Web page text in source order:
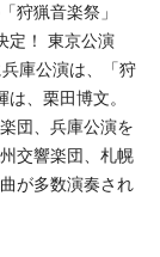
狩猟音楽祭」
定！ 東京公演
庫公演は、「狩
、栗田博文。
団、兵庫公演を
交響楽団、札幌
が多数演奏され